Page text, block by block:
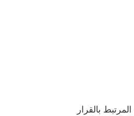
المرتبط بالقرار